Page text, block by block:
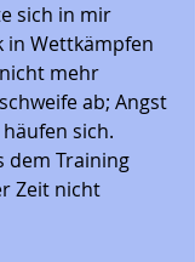
sich in mir
Wettkämpfen
mehr
ab; Angst
sich.
dem Training
Zeit nicht